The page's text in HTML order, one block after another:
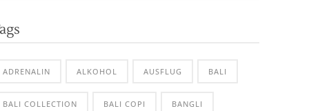
ADRENALIN ALKOHOL AUSFLUG BALI
BALI COLLECTION BALI COPI BANGLI